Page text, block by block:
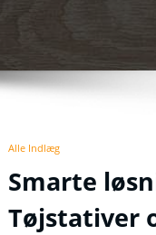
Alle Indlæg
Smarte
Tøjstativer